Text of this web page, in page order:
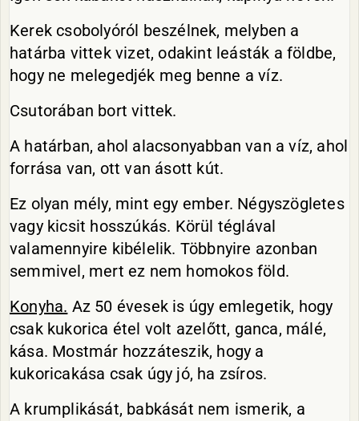
Kerek csobolyóról beszélnek, melyben a
határba vittek vizet, odakint leásták a földbe,
hogy ne melegedjék meg benne a víz.
Csutorában bort vittek.
A határban, ahol alacsonyabban van a víz, ahol
forrása van, ott van ásott kút.
Ez olyan mély, mint egy ember. Négyszögletes
vagy kicsit hosszúkás. Körül téglával
valamennyire kibélelik. Többnyire azonban
semmivel, mert ez nem homokos föld.
Konyha. Az 50 évesek is úgy emlegetik, hogy
csak kukorica étel volt azelőtt, ganca, málé,
kása. Mostmár hozzáteszik, hogy a
kukoricakása csak úgy jó, ha zsíros.
A krumplikását, babkását nem ismerik, a